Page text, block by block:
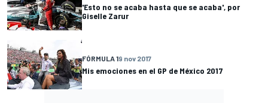
'Esto no se acaba hasta que se acaba', por
Giselle Zarur
FÓRMULA 19 nov 2017
Mis emociones en el GP de México 2017